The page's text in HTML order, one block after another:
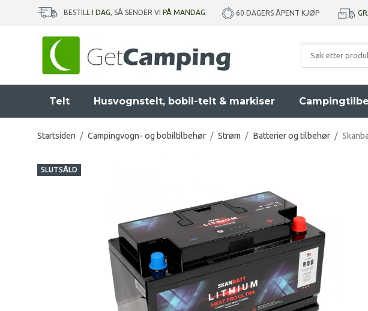
BESTILL I DAG, SÅ SENDER VI PÅ MANDAG 60 DAGERS ÅPENT KJØP
Telt Husvognstelt, bobil-telt & markiser
Startsiden / Campingvogn- og bobiltilbehør / Strøm / Batterier og tilbehør /
SLUTSÅLD